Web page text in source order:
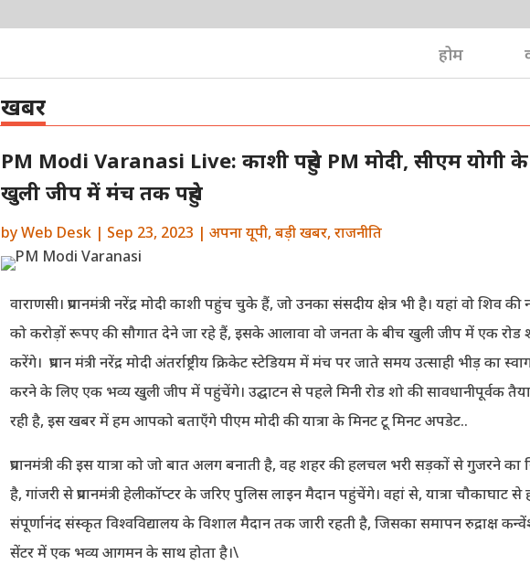
होम
खबर
PM Modi Varanasi Live: काशी पहुंचे PM मोदी, सीएम योगी
खुली जीप में मंच तक पहुंचे
byWeb Desk | Sep 23, 2023 |अपना यूपी,बड़ी खबर,राजनीति
वाराणसी। प्रधानमंत्री नरेंद्र मोदी काशी पहुंच चुके हैं, जो उनका संसदीय क्षेत्र भी है। यहां वो शिव की
को करोड़ों रूपए की सौगात देने जा रहे हैं, इसके आलावा वो जनता के बीच खुली जीप में एक रोड
करेंगे। प्रधान मंत्री नरेंद्र मोदी अंतर्राष्ट्रीय क्रिकेट स्टेडियम में मंच पर जाते समय उत्साही भीड़ का
करने के लिए एक भव्य खुली जीप में पहुंचेंगे। उद्घाटन से पहले मिनी रोड शो की सावधानीपूर्वक
रही है, इस खबर में हम आपको बताएँगे पीएम मोदी की यात्रा के मिनट टू मिनट अपडेट..
प्रधानमंत्री की इस यात्रा को जो बात अलग बनाती है, वह शहर की हलचल भरी सड़कों से गुजरने का
है, गांजरी से प्रधानमंत्री हेलीकॉप्टर के जरिए पुलिस लाइन मैदान पहुंचेंगे। वहां से, यात्रा चौकाघाट से
संपूर्णानंद संस्कृत विश्वविद्यालय के विशाल मैदान तक जारी रहती है, जिसका समापन रुद्राक्ष
सेंटर में एक भव्य आगमन के साथ होता है।\